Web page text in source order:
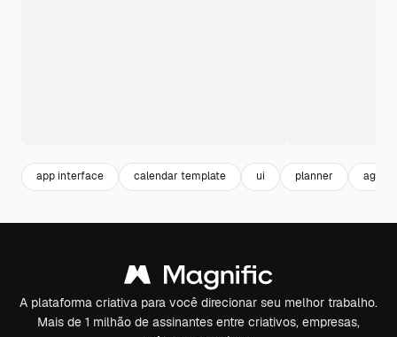
app interface calendar template ui planner
A plataforma criativa para você direcionar seu melhor trabalho.
Mais de 1 milhão de assinantes entre criativos, empresas,